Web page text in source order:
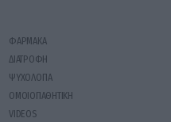
ΦΑΡΜΑΚΑ
ΔΙΑΤΡΟΦΗ
ΨΥΧΟΛΟΓΙΑ
ΟΜΟΙΟΠΑΘΗΤΙΚΗ
VIDEOS